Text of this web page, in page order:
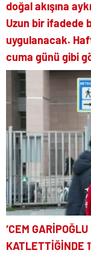
doğal akışına
Uzun bir ifadede
uygulanacak.
cuma günü gibi
‘CEM
KATLETTİĞİNDE